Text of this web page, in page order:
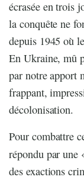
écrasée en trois
la conquête ne
depuis 1945 où
En Ukraine, mû
par notre apport
frappant,
décolonisation.
Pour combattre
répondu par
des exactions